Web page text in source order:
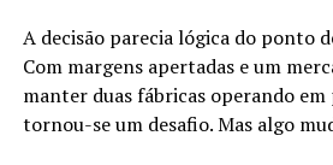
A decisão parecia lógica do ponto
Com margens apertadas e um
manter duas fábricas operando em
tornou-se um desafio. Mas algo